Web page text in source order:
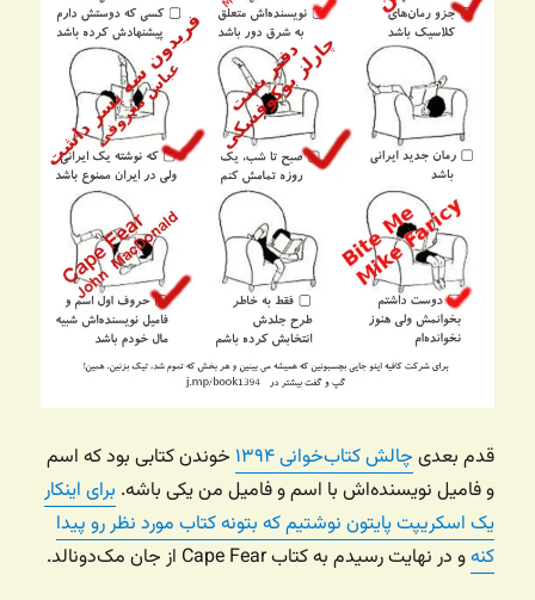
قدم بعدی چالش کتاب‌خوانی ۱۳۹۴
خوندن کتابی بود که اسم
و فامیل نویسنده‌اش با اسم و فامیل من یکی باشه. برای اینکار
یک اسکریپت پایتون نوشتیم که بتونه کتاب مورد نظر رو پیدا
کنهو در نهایت رسیدم به کتاب Cape Fear از جان مک‌دونالد.